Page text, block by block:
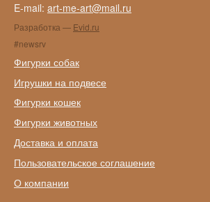
E-mail: art-me-art@mail.ru
Разработка — Evid.ru
#newsrv
Фигурки собак
Игрушки на подвесе
Фигурки кошек
Фигурки животных
Доставка и оплата
Пользовательское соглашение
О компании